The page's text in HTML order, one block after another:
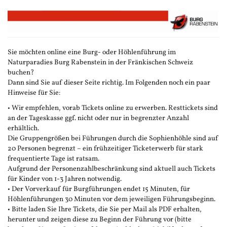
Zum
Haupt-
Sie möchten online eine Burg- oder Höhlenführung im
Naturparadies Burg Rabenstein in der Fränkischen Schweiz
buchen?
Dann sind Sie auf dieser Seite richtig. Im Folgenden noch ein paar
Hinweise für Sie:
• Wir empfehlen, vorab Tickets online zu erwerben. Resttickets sind
an der Tageskasse ggf. nicht oder nur in begrenzter Anzahl
erhältlich.
Die Gruppengrößen bei Führungen durch die Sophienhöhle sind auf
20 Personen begrenzt – ein frühzeitiger Ticketerwerb für stark
frequentierte Tage ist ratsam.
Aufgrund der Personenzahlbeschränkung sind aktuell auch Tickets
für Kinder von 1-3 Jahren notwendig.
• Der Vorverkauf für Burgführungen endet 15 Minuten, für
Höhlenführungen 30 Minuten vor dem jeweiligen Führungsbeginn.
• Bitte laden Sie Ihre Tickets, die Sie per Mail als PDF erhalten,
herunter und zeigen diese zu Beginn der Führung vor (bitte